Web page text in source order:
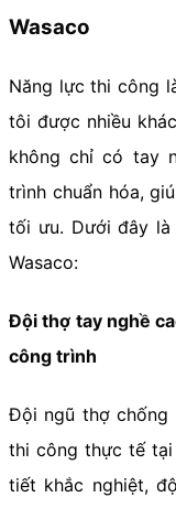
Wasaco
Năng lực thi công
tôi được nhiều
không chỉ có tay
trình chuẩn hóa,
tối ưu. Dưới đây
Wasaco:
Đội thợ tay nghề
công trình
Đội ngũ thợ chống
thi công thực tế
tiết khắc nghiệt,